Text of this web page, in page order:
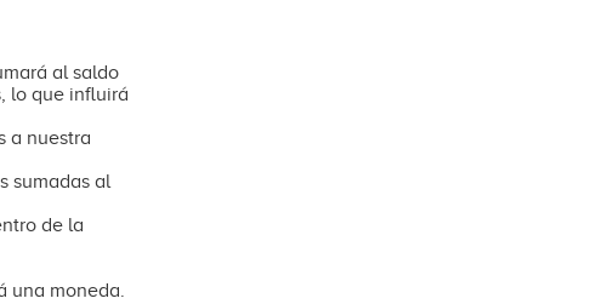
al saldo
lo que influirá
a nuestra
sumadas al
de la
una moneda.